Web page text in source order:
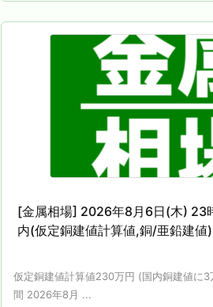
[金属相場] 2026年8月6日(木) 23
内(仮定銅建値計算値,銅/亜鉛建値
仮定銅建値計算値230万円 (国内銅建値に
間 2026年8月 ...